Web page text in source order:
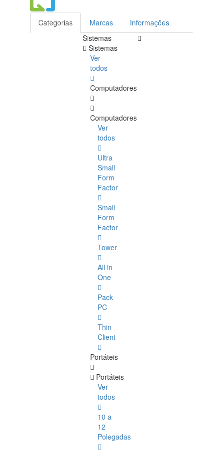
Categorias Marcas
Informações
Sistemas
Sistemas
Ver
todos
Computadores
Computadores
Ver
todos
Ultra
Small
Form
Factor
Small
Form
Factor
Tower
All in
One
Pack
PC
Thin
Client
Portáteis
Portáteis
Ver
todos
10 a
12
Polegadas